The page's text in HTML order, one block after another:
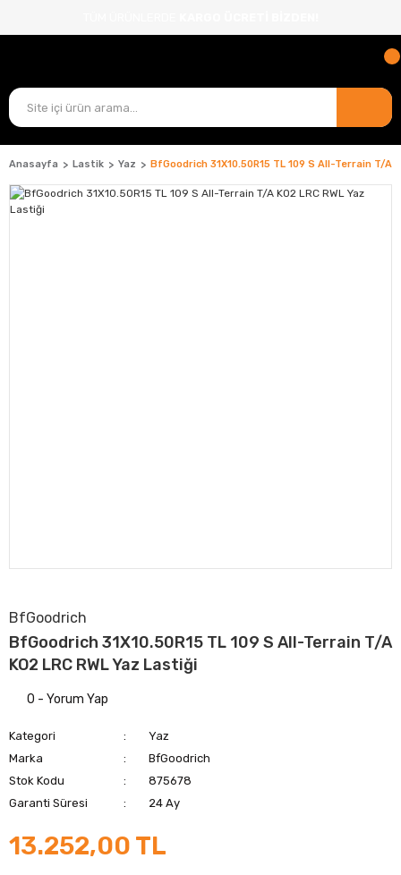
Anasayfa Lastik Yaz BfGoodrich 31X10.50R15 TL 109 S All-Terrain T/A
BfGoodrich
BfGoodrich 31X10.50R15 TL 109 S All-Terrain T/A
KO2 LRC RWL Yaz Lastiği
0 - Yorum Yap
Kategori
Yaz
Marka
BfGoodrich
Stok Kodu
875678
Garanti Süresi
24 Ay
13.252,00 TL